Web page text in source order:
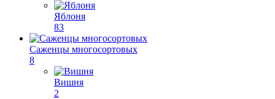
Яблоня
83
Саженцы многосортовых
8
Вишня
2